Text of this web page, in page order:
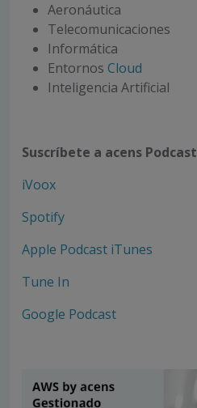
Aeronáutica
Telecomunicaciones
Informática
Entornos Cloud
Inteligencia Artificial
Suscríbete a acens Podcast
iVoox
Spotify
Apple Podcast iTunes
Tune In
Google Podcast